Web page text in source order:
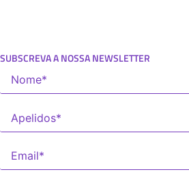
SUBSCREVA A NOSSA NEWSLETTER